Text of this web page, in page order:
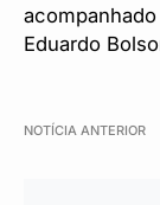
Eduardo
NOTÍCIA ANTERIOR